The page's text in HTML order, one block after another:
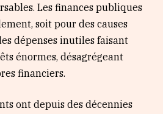
Les finances publiques
soit pour des causes
dépenses inutiles faisant
énormes, désagrégeant
financiers.
ont depuis des décennies